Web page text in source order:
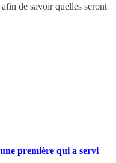
de savoir quelles seront
première qui a servi